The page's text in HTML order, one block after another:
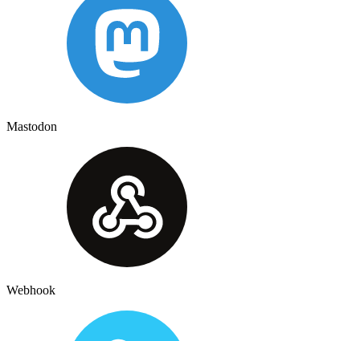
Mastodon
Webhook